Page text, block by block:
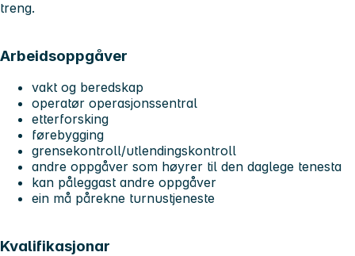
treng.
Arbeidsoppgåver
vakt og beredskap
operatør operasjonssentral
etterforsking
førebygging
grensekontroll/utlendingskontroll
andre oppgåver som høyrer til den daglege tenesta
kan påleggast andre oppgåver
ein må pårekne turnustjeneste
Kvalifikasjonar